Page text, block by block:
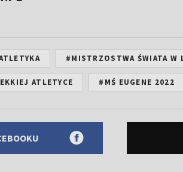
#MISTRZOSTWA ŚWIATA W
ATLETYCE #MŚ EUGENE 2022